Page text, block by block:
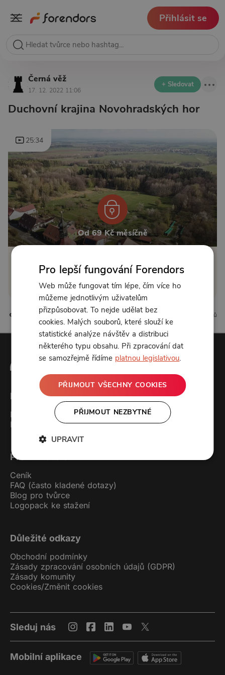
Přihlásit se
Černá věž
17. 12. 2022 11:06
+ Sledovat
Duchovní krajina Novohradských hor
25:34
Od 69 Kč měsíčně
Klikněte pro odemčení
nebo sepřihlaste
0 komentářů
Forendors
Kontakt
Podcast studio
Pro uživatele
Ceník
FAQ (často kladené dotazy)
Blog pro tvůrce
Logopack ke stažení
Důležité odkazy
Obchodní podmínky
Zásady zpracování osobních údajů (GDPR)
Zásady komunity
Cookies/Změnit cookies
Sleduj nás
Mobilní aplikace
Pro lepší fungování Forendors
Web může fungovat tím lépe, čím více ho
můžeme jednotlivým uživatelům
přizpůsobovat. To nejde udělat bez
cookies. Malých souborů, které slouží ke
statistické analýze návštěv a distribuci
některého typu obsahu. Při zpracování dat
se samozřejmě řídíme platnou legislativou.
PŘIJMOUT VŠECHNY COOKIES
PŘIJMOUT NEZBYTNÉ
UPRAVIT